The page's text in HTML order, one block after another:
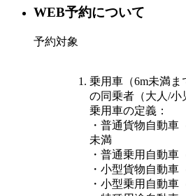
WEB予約について
予約対象
乗用車（6m未満
の同乗者（大人/小
乗用車の定義：
・普通貨物自動車
未満
・普通乗用自動車
・小型貨物自動車
・小型乗用自動車